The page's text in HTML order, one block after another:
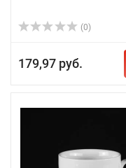
(0)
179,97 руб.